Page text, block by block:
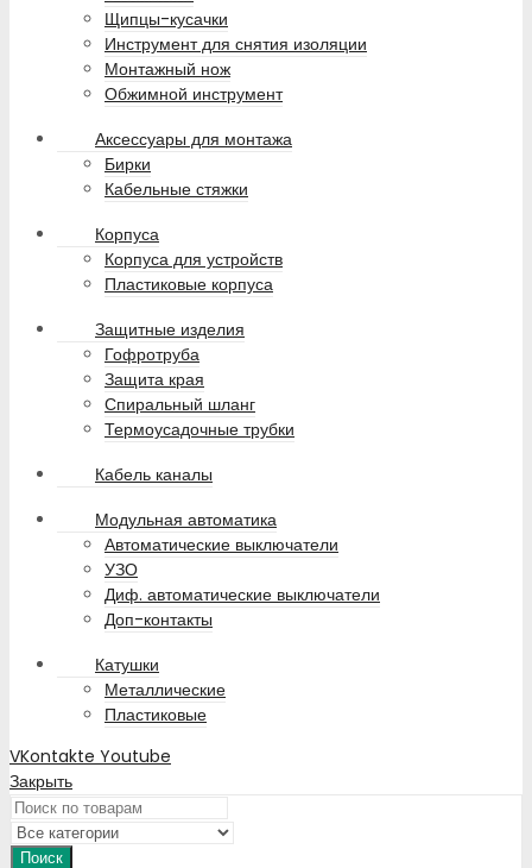
Щипцы-кусачки
Инструмент для снятия изоляции
Монтажный нож
Обжимной инструмент
Аксессуары для монтажа
Бирки
Кабельные стяжки
Корпуса
Корпуса для устройств
Пластиковые корпуса
Защитные изделия
Гофротруба
Защита края
Спиральный шланг
Термоусадочные трубки
Кабель каналы
Модульная автоматика
Автоматические выключатели
УЗО
Диф. автоматические выключатели
Доп-контакты
Катушки
Металлические
Пластиковые
VKontakte Youtube
Закрыть
Поиск